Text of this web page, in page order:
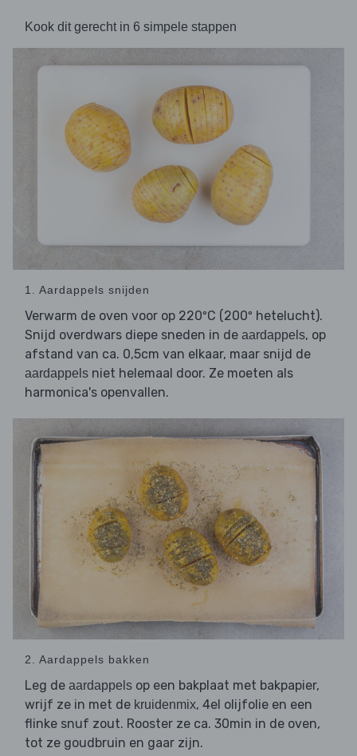
Kook dit gerecht in 6 simpele stappen
1. Aardappels snijden
Verwarm de oven voor op 220ºC (200º hetelucht).
Snijd overdwars diepe sneden in de aardappels, op
afstand van ca. 0,5cm van elkaar, maar snijd de
aardappels niet helemaal door. Ze moeten als
harmonica's openvallen.
2. Aardappels bakken
Leg de aardappels op een bakplaat met bakpapier,
wrijf ze in met de kruidenmix, 4el olijfolie en een
flinke snuf zout. Rooster ze ca. 30min in de oven,
tot ze goudbruin en gaar zijn.